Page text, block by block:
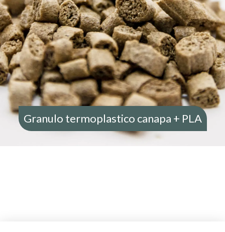
ACQUISTA
Granulo termoplastico canapa + PLA